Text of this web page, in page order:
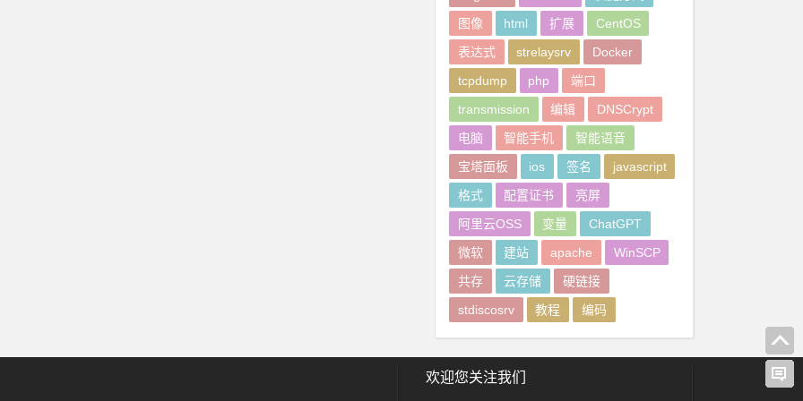
图像
html 扩展
CentOS
表达式
strelaysrv
Docker
tcpdump
php
端口
transmission
编辑
DNSCrypt
电脑
智能手机
智能语音
宝塔面板
ios 签名
javascript
格式
配置证书
亮屏
阿里云OSS
变量
ChatGPT
微软
建站 apache
WinSCP
共存
云存储
硬链接
stdiscosrv
教程 编码
欢迎您关注我们